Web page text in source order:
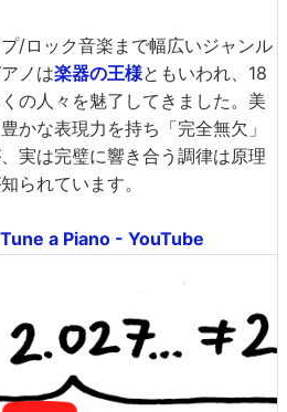
/ロック音楽まで幅広いジャンル
ノは楽器の王様ともいわれ、18
の人々を魅了してきました。美
かな表現力を持ち「完全無欠」
実は完璧に響き合う調律は原理
られています。
a Piano - YouTube